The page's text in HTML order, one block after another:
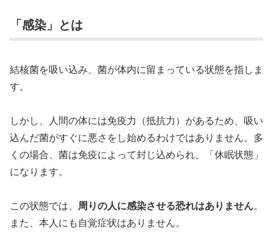
「感染」とは
結核菌を吸い込み、菌が体内に留まっている状態を指しま
す。
しかし、人間の体には免疫力（抵抗力）があるため、吸い
込んだ菌がすぐに悪さをし始めるわけではありません。多
くの場合、菌は免疫によって封じ込められ、「休眠状態」
になります。
この状態では、 周りの人に感染させる恐れはありません。
また、本人にも自覚症状はありません。